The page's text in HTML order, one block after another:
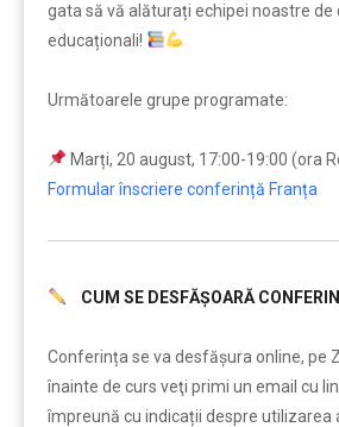
gata să vă alăturați echipei noastre de
educaționali!
Următoarele grupe programate:
Marți, 20 august, 17:00-19:00 (ora
Formular înscriere conferință Franța
CUM SE DESFĂȘOARĂ
Conferința se va desfășura online, pe
înainte de curs veţi primi un email cu
împreună cu indicații despre utilizarea